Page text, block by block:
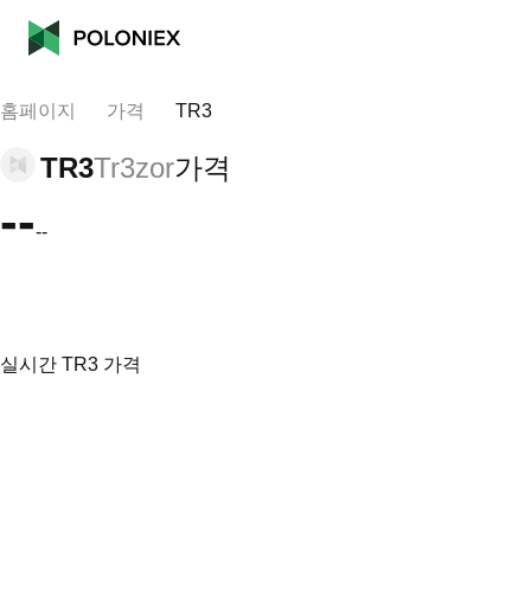
홈페이지 가격 TR3
TR3Tr3zor가격
----
실시간 TR3 가격